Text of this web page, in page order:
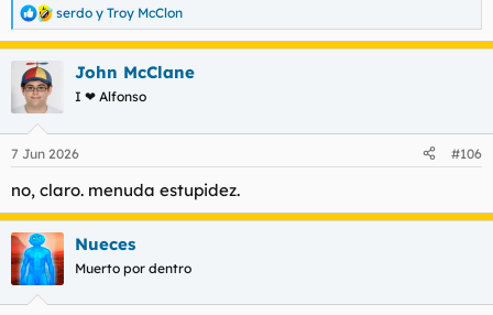
R
e
a
c
c
e
:
serdo y Troy McClon
John McClane
I ❤ Alfonso
7 Jun 2026 #106
no, claro. menuda estupidez.
Nueces
Muerto por dentro